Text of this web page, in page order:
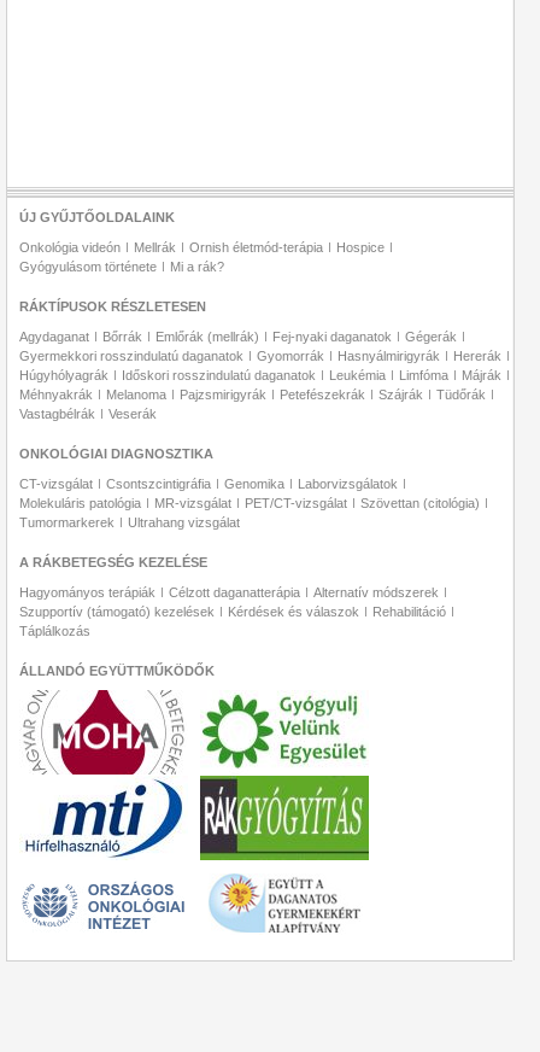
ÚJ GYŰJTŐOLDALAINK
Onkológia videón Mellrák Ornish életmód-terápia
Hospice
Gyógyulásom története
Mi a rák?
RÁKTÍPUSOK RÉSZLETESEN
Agydaganat Bőrrák Emlőrák (mellrák) Fej-nyaki daganatok
Gégerák
Gyermekkori rosszindulatú daganatok
Gyomorrák Hasnyálmirigyrák
Hererák
Húgyhólyagrák
Időskori rosszindulatú daganatok Leukémia Limfóma
Májrák
Méhnyakrák
Melanoma Pajzsmirigyrák Petefészekrák Szájrák
Tüdőrák
Vastagbélrák
Veserák
ONKOLÓGIAI DIAGNOSZTIKA
CT-vizsgálat Csontszcintigráfia Genomika
Laborvizsgálatok
Molekuláris patológia
MR-vizsgálat PET/CT-vizsgálat
Szövettan (citológia)
Tumormarkerek
Ultrahang vizsgálat
A RÁKBETEGSÉG KEZELÉSE
Hagyományos terápiák Célzott daganatterápia
Alternatív módszerek
Szupportív (támogató) kezelések
Kérdések és válaszok
Rehabilitáció
Táplálkozás
ÁLLANDÓ EGYÜTTMŰKÖDŐK